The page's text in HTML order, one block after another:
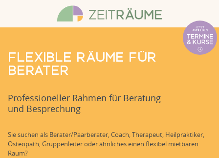
FLEXIBLE RÄUME FÜR
BERATER
Professioneller Rahmen für Beratung
und Besprechung
Sie suchen als Berater/Paarberater, Coach, Therapeut, Heilpraktiker,
Osteopath, Gruppenleiter oder ähnliches einen flexibel mietbaren
Raum?